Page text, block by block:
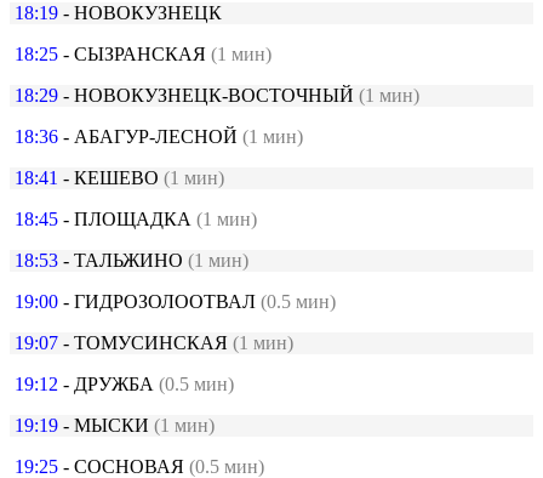
18:19 - НОВОКУЗНЕЦК
18:25 - СЫЗРАНСКАЯ (1 мин)
18:29 - НОВОКУЗНЕЦК-ВОСТОЧНЫЙ (1 мин)
18:36 - АБАГУР-ЛЕСНОЙ (1 мин)
18:41 - КЕШЕВО (1 мин)
18:45 - ПЛОЩАДКА (1 мин)
18:53 - ТАЛЬЖИНО (1 мин)
19:00 - ГИДРОЗОЛООТВАЛ (0.5 мин)
19:07 - ТОМУСИНСКАЯ (1 мин)
19:12 - ДРУЖБА (0.5 мин)
19:19 - МЫСКИ (1 мин)
19:25 - СОСНОВАЯ (0.5 мин)